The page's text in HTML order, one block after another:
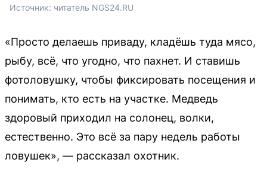
Источник: читатель NGS24.RU
«Просто делаешь приваду, кладёшь туда мясо,
рыбу, всё, что угодно, что пахнет. И ставишь
фотоловушку, чтобы фиксировать посещения и
понимать, кто есть на участке. Медведь
здоровый приходил на солонец, волки,
естественно. Это всё за пару недель работы
ловушек», — рассказал охотник.